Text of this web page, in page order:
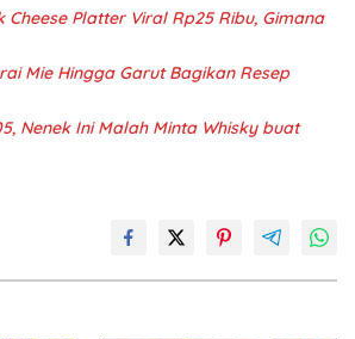
Cheese Platter Viral Rp25 Ribu, Gimana
Mie Hingga Garut Bagikan Resep
Nenek Ini Malah Minta Whisky buat